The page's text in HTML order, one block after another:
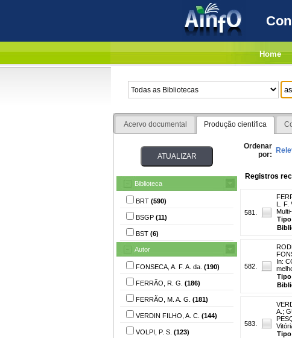
Home
Acervo documental Produção científica
Biblioteca
BRT (590)
BSGP (11)
BST (6)
Autor
FONSECA, A. F. A. da. (190)
FERRÃO, R. G. (186)
FERRÃO, M. A. G. (181)
VERDIN FILHO, A. C. (144)
VOLPI, P. S. (123)
Ordenar
por:
Registros
581.
L. F.
582.
In:
583.
A. ;